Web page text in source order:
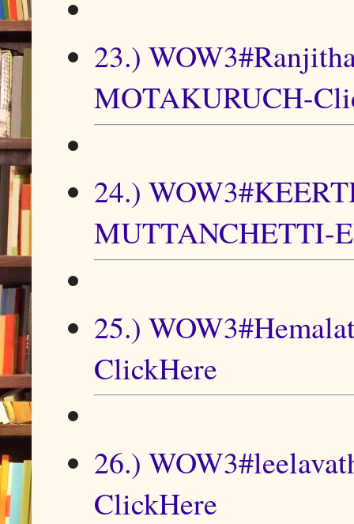
23.)
MOTAKURUCH-
24.)
MUTTANCHETTI-
25.)
ClickHere
26.)
ClickHere